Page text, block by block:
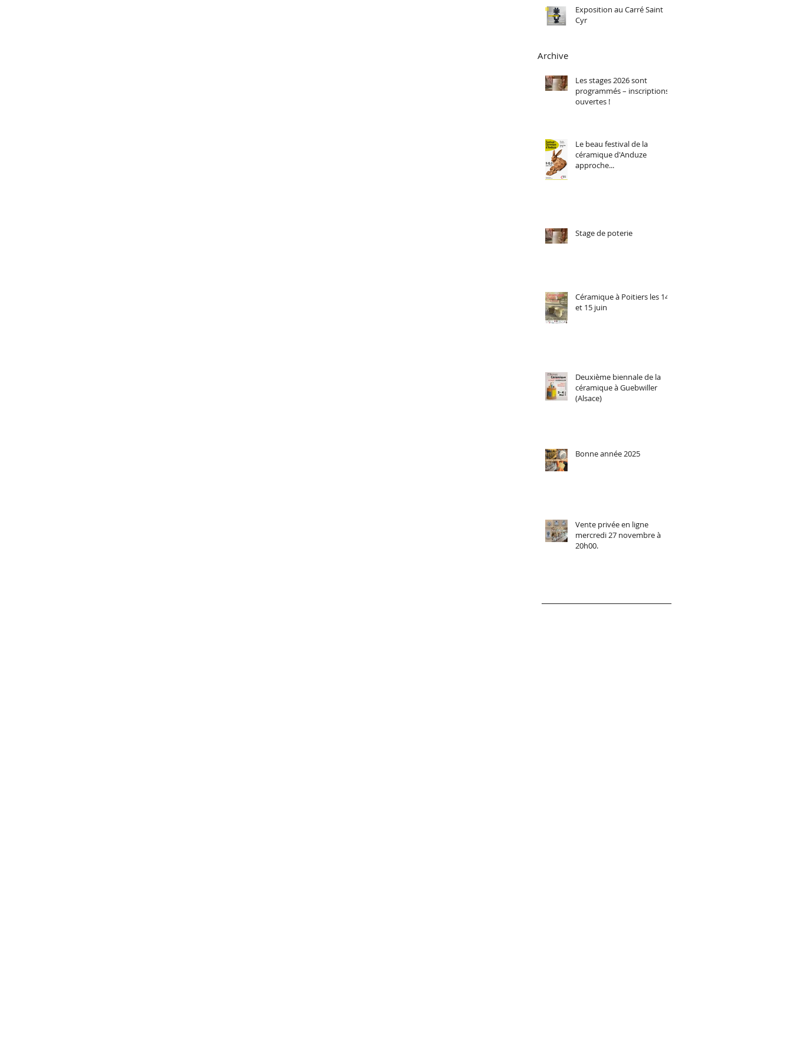
Exposition au Carré Saint
Cyr
Les stages 2026 sont
programmés – inscriptions
ouvertes !
Le beau festival de la
céramique d'Anduze
approche...
Stage de poterie
Céramique à Poitiers les 14
et 15 juin
Deuxième biennale de la
céramique à Guebwiller
(Alsace)
Bonne année 2025
Vente privée en ligne
mercredi 27 novembre à
20h00.
Archive